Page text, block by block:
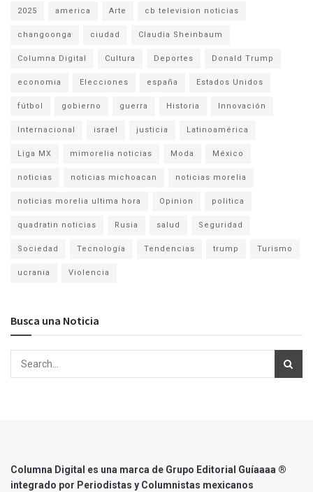
2025 america Arte cb television noticias
changoonga ciudad Claudia Sheinbaum
Columna Digital Cultura Deportes Donald Trump
economia Elecciones españa Estados Unidos
fútbol gobierno guerra Historia Innovación
Internacional israel justicia Latinoamérica
Liga MX mimorelia noticias Moda México
noticias noticias michoacan noticias morelia
noticias morelia ultima hora Opinion politica
quadratin noticias Rusia salud Seguridad
Sociedad Tecnología Tendencias trump Turismo
ucrania Violencia
Busca una Noticia
Columna Digital es una marca de Grupo Editorial Guíaaaa ®
integrado por Periodistas y Columnistas mexicanos